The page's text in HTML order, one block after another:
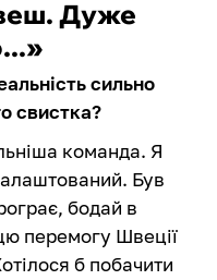
Дуже
сильно
свистка?
команда. Я
Був
бодай в
перемогу Швеції
б побачити